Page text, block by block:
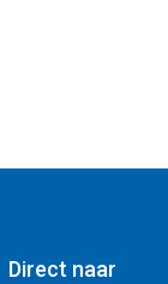
Direct naar